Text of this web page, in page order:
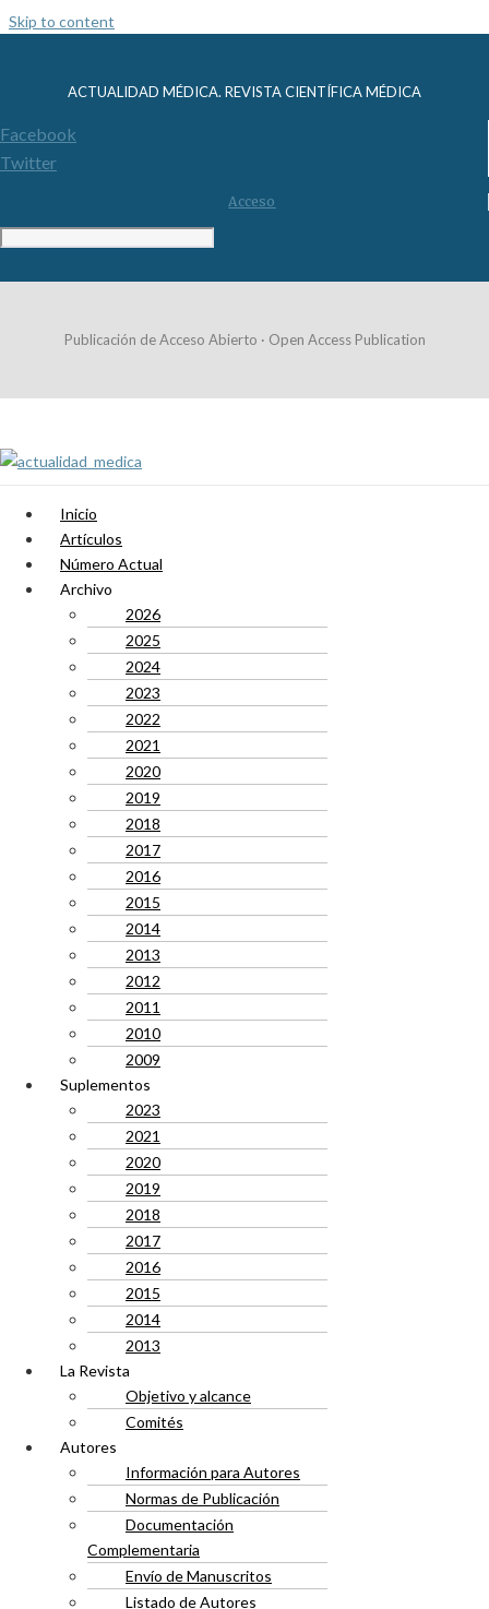
Skip to content
ACTUALIDAD MÉDICA. REVISTA CIENTÍFICA MÉDICA
Facebook
Twitter
Acceso
Publicación de Acceso Abierto · Open Access Publication
Inicio
Artículos
Número Actual
Archivo
2026
2025
2024
2023
2022
2021
2020
2019
2018
2017
2016
2015
2014
2013
2012
2011
2010
2009
Suplementos
2023
2021
2020
2019
2018
2017
2016
2015
2014
2013
La Revista
Objetivo y alcance
Comités
Autores
Información para Autores
Normas de Publicación
Documentación
Complementaria
Envío de Manuscritos
Listado de Autores